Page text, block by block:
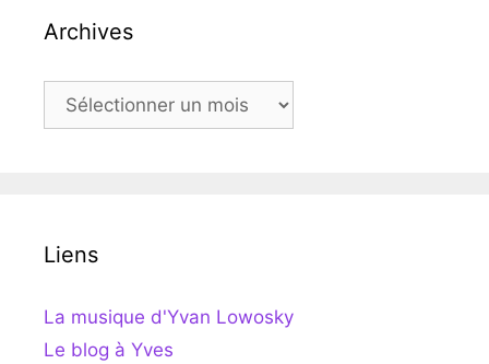
Archives
Archives
Liens
La musique d'Yvan Lowosky
Le blog à Yves